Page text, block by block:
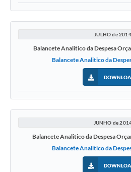
JULHO de 2014
Balancete Analitico da Despesa
Balancete Analitico da
JUNHO de
Balancete Analitico da Despesa
Balancete Analitico da